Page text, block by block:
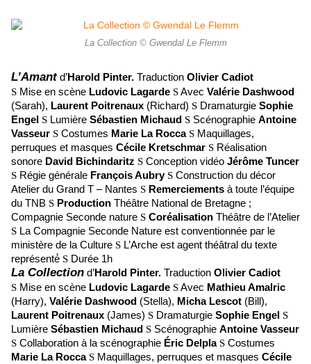
La Collection © Gwendal Le Flemm
L’Amantd’Harold Pinter. Traduction Olivier Cadiot
S Mise en scène Ludovic Lagarde SAvec Valérie Dashwood
(Sarah), Laurent Poitrenaux (Richard) S Dramaturgie Sophie
Engel S Lumière Sébastien Michaud S Scénographie Antoine
Vasseur S Costumes Marie La Rocca S Maquillages,
perruques et masques Cécile Kretschmar S Réalisation
sonore David Bichindaritz S Conception vidéo Jérôme Tuncer
S Régie générale François Aubry S Construction du décor
Atelier du Grand T – Nantes S Remerciements à toute l’équipe
du TNB S Production Théâtre National de Bretagne ;
Compagnie Seconde nature S Coréalisation Théâtre de l’Atelier
S La Compagnie Seconde Nature est conventionnée par le
ministère de la Culture S L’Arche est agent théâtral du texte
représenté́ S Durée 1h
La Collection d’Harold Pinter. Traduction Olivier Cadiot
S Mise en scène Ludovic Lagarde SAvec Mathieu Amalric
(Harry), Valérie Dashwood (Stella), Micha Lescot (Bill),
Laurent Poitrenaux (James) S Dramaturgie Sophie Engel S
Lumière Sébastien Michaud S Scénographie Antoine Vasseur
S Collaboration à la scénographie Éric Delpla S Costumes
Marie La Rocca S Maquillages, perruques et masques Cécile